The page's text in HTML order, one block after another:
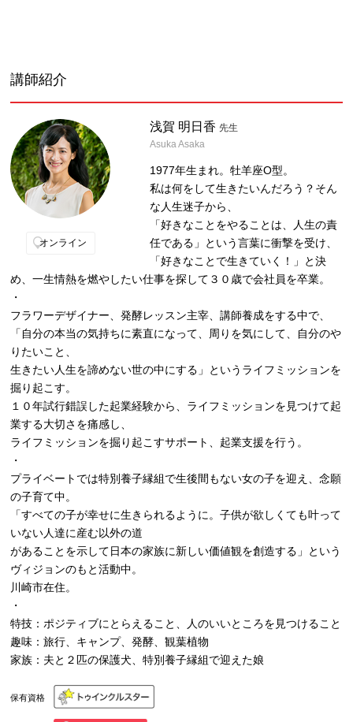
講師紹介
オンライン
浅賀 明日香 先生
Asuka Asaka
1977年生まれ。牡羊座O型。
私は何をして生きたいんだろう？そん
な人生迷子から、
「好きなことをやることは、人生の責
任である」という言葉に衝撃を受け、
「好きなことで生きていく！」と決
め、一生情熱を燃やしたい仕事を探して３０歳で会社員を卒業。
・
フラワーデザイナー、発酵レッスン主宰、講師養成をする中で、
「自分の本当の気持ちに素直になって、周りを気にして、自分のや
りたいこと、
生きたい人生を諦めない世の中にする」というライフミッションを
掘り起こす。
１０年試行錯誤した起業経験から、ライフミッションを見つけて起
業する大切さを痛感し、
ライフミッションを掘り起こすサポート、起業支援を行う。
・
プライベートでは特別養子縁組で生後間もない女の子を迎え、念願
の子育て中。
「すべての子が幸せに生きられるように。子供が欲しくても叶って
いない人達に産む以外の道
があることを示して日本の家族に新しい価値観を創造する」という
ヴィジョンのもと活動中。
川崎市在住。
・
特技：ポジティブにとらえること、人のいいところを見つけること
趣味：旅行、キャンプ、発酵、観葉植物
家族：夫と２匹の保護犬、特別養子縁組で迎えた娘
保有資格